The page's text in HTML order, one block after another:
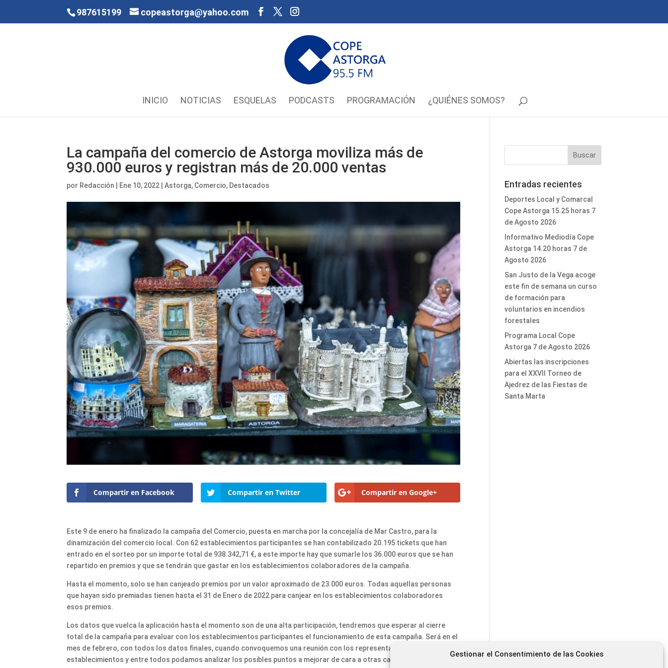
Gestionar el Consentimiento de las Cookies
987615199 copeastorga@yahoo.com
INICIO NOTICIAS ESQUELAS PODCASTS PROGRAMACIÓN ¿QUIÉNES SOMOS?
La campaña del comercio de Astorga moviliza más de
930.000 euros y registran más de 20.000 ventas
por Redacción Ene 10, 2022 |Astorga, Comercio, Destacados
Compartir en Facebook Compartir en Twitter Compartir en Google+
Este 9 de enero ha finalizado la campaña del Comercio, puesta en marcha por la concejalía de Mar Castro, para la
dinamización del comercio local. Con 62 establecimientos participantes se han contabilizado 20.195 tickets que han
entrado en el sorteo por un importe total de 938.342,71 €, a este importe hay que sumarle los 36.000 euros que se han
repartido en premios y que se tendrán que gastar en los establecimientos colaboradores de la campaña.
Hasta el momento, solo se han canjeado premios por un valor aproximado de 23.000 euros. Todas aquellas personas
que hayan sido premiadas tienen hasta el 31 de Enero de 2022 para canjear en los establecimientos colaboradores
esos premios.
Los datos que vuelca la aplicación hasta el momento son de una alta participación, tendremos que esperar al cierre
total de la campaña para evaluar con los establecimientos participantes el funcionamiento de esta campaña. Será en el
mes de febrero, con todos los datos finales, cuando convoquemos una reunión con los representantes de estos
establecimientos y entre todos podamos analizar los posibles puntos a mejorar de cara a otras campañas para este
Entradas recientes
Deportes Local y Comarcal
Cope Astorga 15.25 horas 7
de Agosto 2026
Informativo Mediodía Cope
Astorga 14.20 horas 7 de
Agosto 2026
San Justo de la Vega acoge
este fin de semana un curso
de formación para
voluntarios en incendios
forestales
Programa Local Cope
Astorga 7 de Agosto 2026
Abiertas las inscripciones
para el XXVII Torneo de
Ajedrez de las Fiestas de
Santa Marta